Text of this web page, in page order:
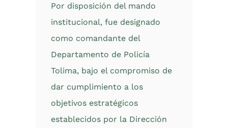
Por disposición del mando
institucional, fue designado
como comandante del
Departamento de Policía
Tolima, bajo el compromiso de
dar cumplimiento a los
objetivos estratégicos
establecidos por la Dirección